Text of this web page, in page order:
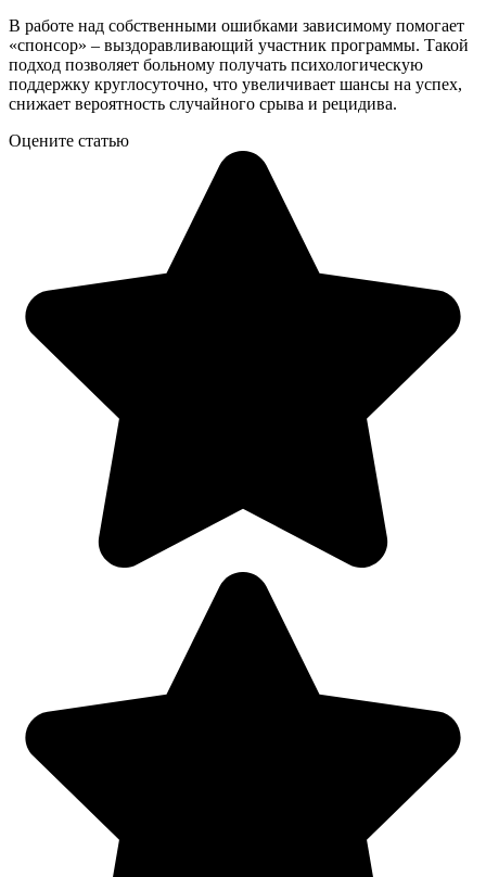
В работе над собственными ошибками зависимому помогает
«спонсор» – выздоравливающий участник программы. Такой
подход позволяет больному получать психологическую
поддержку круглосуточно, что увеличивает шансы на успех,
снижает вероятность случайного срыва и рецидива.
Оцените статью